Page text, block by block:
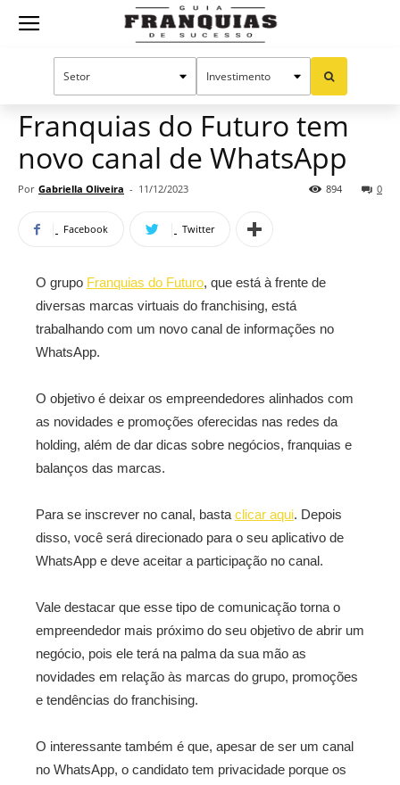
Guia
Mercado de franquias
Franquias do Futuro tem
novo canal de WhatsApp
Por Gabriella Oliveira - 11/12/2023 0
894
Facebook Twitter
O grupo Franquias do Futuro, que está à frente de
diversas marcas virtuais do franchising, está
trabalhando com um novo canal de informações no
WhatsApp.
O objetivo é deixar os empreendedores alinhados com
as novidades e promoções oferecidas nas redes da
holding, além de dar dicas sobre negócios, franquias e
balanços das marcas.
Para se inscrever no canal, basta clicar aqui. Depois
disso, você será direcionado para o seu aplicativo de
WhatsApp e deve aceitar a participação no canal.
Vale destacar que esse tipo de comunicação torna o
empreendedor mais próximo do seu objetivo de abrir um
negócio, pois ele terá na palma da sua mão as
novidades em relação às marcas do grupo, promoções
e tendências do franchising.
O interessante também é que, apesar de ser um canal
no WhatsApp, o candidato tem privacidade porque os